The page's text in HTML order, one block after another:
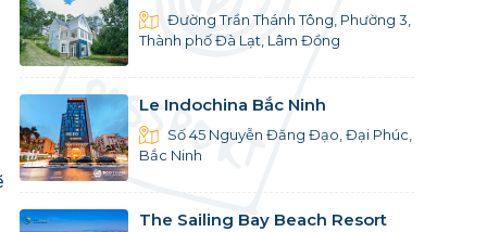
Đường Trần Thánh Tông, Phường 3,
Thành phố Đà Lạt, Lâm Đồng
Le Indochina Bắc Ninh
Số 45 Nguyễn Đăng Đạo, Đại Phúc,
Bắc Ninh
The Sailing Bay Beach Resort